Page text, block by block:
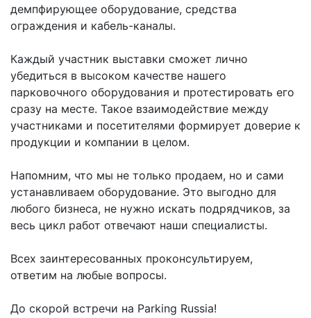
демпфирующее оборудование, средства
ограждения и кабель-каналы.
Каждый участник выставки сможет лично
убедиться в высоком качестве нашего
парковочного оборудования и протестировать его
сразу на месте. Такое взаимодействие между
участниками и посетителями формирует доверие к
продукции и компании в целом.
Напомним, что мы не только продаем, но и сами
устанавливаем оборудование. Это выгодно для
любого бизнеса, не нужно искать подрядчиков, за
весь цикл работ отвечают наши специалисты.
Всех заинтересованных проконсультируем,
ответим на любые вопросы.
До скорой встречи на Parking Russia!